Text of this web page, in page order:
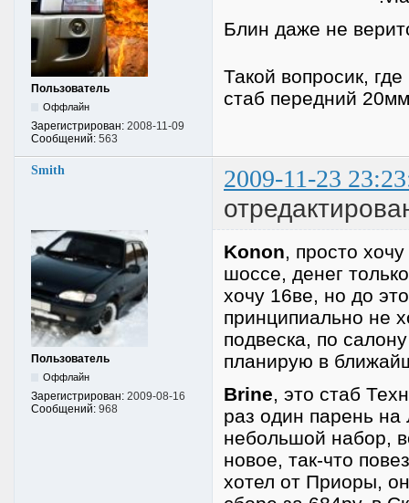
Пользователь
Оффлайн
Зарегистрирован: 2008-11-09
Сообщений: 563
Блин даже не
Такой вопросик,
стаб передний
Smith 2009-11-23
Пользователь
Оффлайн
Зарегистрирован: 2009-08-16
Сообщений: 968
Konon, просто
шоссе, денег
хочу 16ве, но до
принципиально не
подвеска, по
планирую в
Brine, это стаб
раз один парень на
небольшой набор,
новое, так-что
хотел от Приоры,